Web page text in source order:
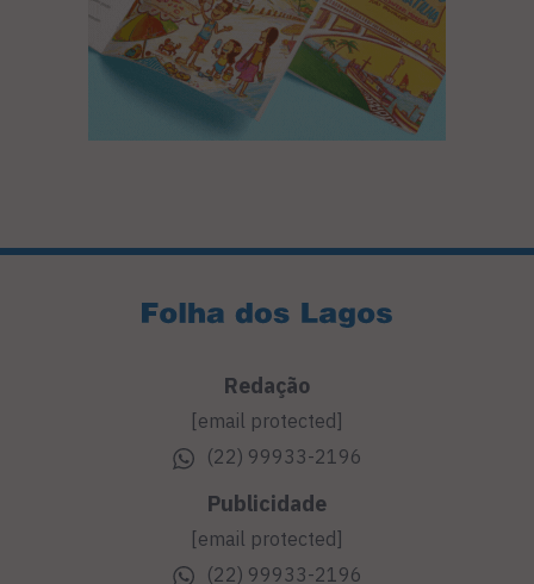
Redação
[email protected]
(22) 99933-2196
Publicidade
[email protected]
(22) 99933-2196